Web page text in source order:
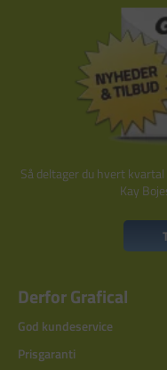
Så deltager du hvert
Kay
Derfor Grafical
God kundeservice
Prisgaranti